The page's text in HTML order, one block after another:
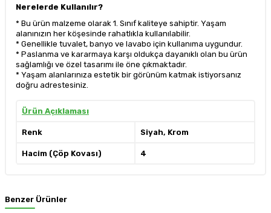
Nerelerde Kullanılır?
* Bu ürün malzeme olarak 1. Sınıf kaliteye sahiptir. Yaşam
alanınızın her köşesinde rahatlıkla kullanılabilir.
* Genellikle tuvalet, banyo ve lavabo için kullanıma uygundur.
* Paslanma ve kararmaya karşı oldukça dayanıklı olan bu ürün
sağlamlığı ve özel tasarımı ile öne çıkmaktadır.
* Yaşam alanlarınıza estetik bir görünüm katmak istiyorsanız
doğru adrestesiniz.
Ürün Açıklaması
Renk Siyah, Krom
Hacim (Çöp Kovası) 4
Benzer Ürünler